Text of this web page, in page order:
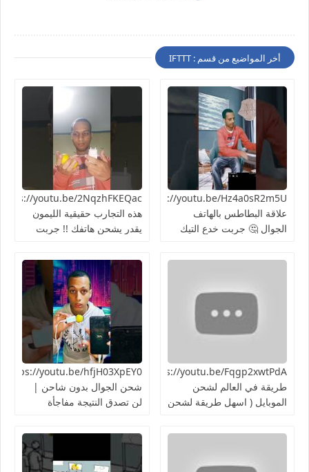
أخر المواضيع من قسم : IFTTT
https://youtu.be/Hz4a0sR2m5Uما
علاقة البطاطس بالهاتف
الجوال 🤔 جربت خدع التيك
هذه التجارب حقيقية الليمون
يقدر يشحن هاتفك !! جربت
https://youtu.be/Fqgp2xwtPdAأغرب
طريقة في العالم لشحن
الموبايل ( اسهل طريقة لشحن
هتنجح؟
شحن الجوال بدون شاحن |
لن تصدق النتيجة مفاجأة